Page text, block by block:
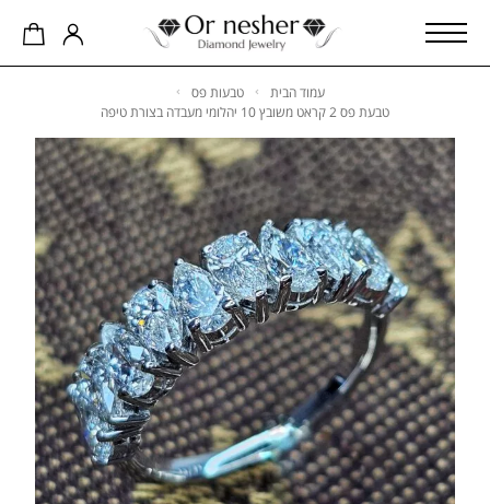
עמוד הבית
טבעות פס
טבעת פס 2 קראט משובץ 10 יהלומי מעבדה בצורת טיפה